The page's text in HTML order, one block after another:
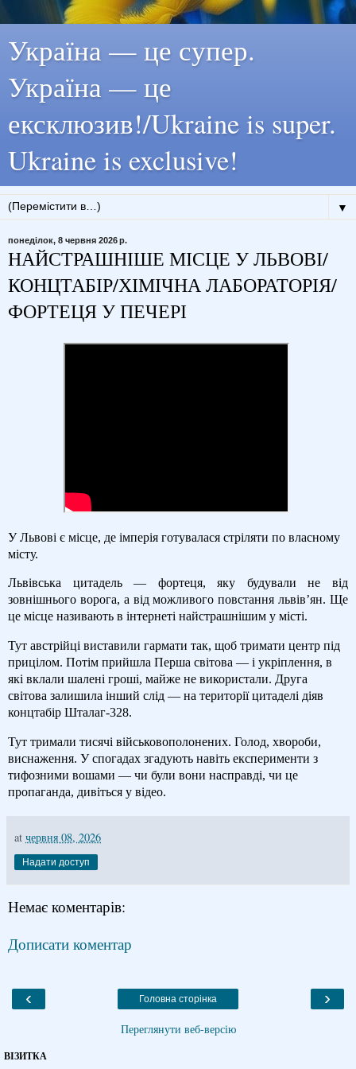
Україна — це супер.
Україна — це
ексклюзив!/Ukraine is super.
Ukraine is exclusive!
▼
понеділок, 8 червня 2026 р.
НАЙСТРАШНІШЕ МІСЦЕ У ЛЬВОВІ/
КОНЦТАБІР/ХІМІЧНА ЛАБОРАТОРІЯ/
ФОРТЕЦЯ У ПЕЧЕРІ
У Львові є місце, де імперія готувалася стріляти по власному
місту.
Львівська цитадель — фортеця, яку будували не від
зовнішнього ворога, а від можливого повстання львів’ян. Ще
це місце називають в інтернеті найстрашнішим у місті.
Тут австрійці виставили гармати так, щоб тримати центр під
прицілом. Потім прийшла Перша світова — і укріплення, в
які вклали шалені гроші, майже не використали. Друга
світова залишила інший слід — на території цитаделі діяв
концтабір Шталаг-328.
Тут тримали тисячі військовополонених. Голод, хвороби,
виснаження. У спогадах згадують навіть експерименти з
тифозними вошами — чи були вони насправді, чи це
пропаганда, дивіться у відео.
at червня 08, 2026
Надати доступ
Немає коментарів:
Дописати коментар
‹ ›
Головна сторінка
Переглянути веб-версію
ВІЗИТКА